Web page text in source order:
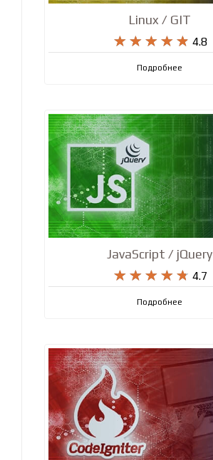
Linux / GIT
    
     4.8
Подробнее
JavaScript / jQuery
    
     4.7
Подробнее